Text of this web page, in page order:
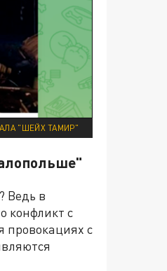
"ШЕЙХ ТАМИР"
Ведь в
конфликт с
провокациях с